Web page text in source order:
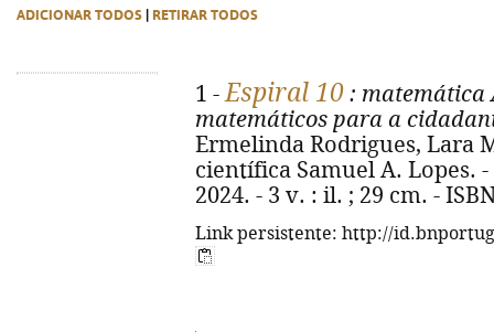
ADICIONAR TODOS RETIRAR TODOS
1 -Espiral 10 : matemática
matemáticos para a
Ermelinda Rodrigues, Lara
científica Samuel A. Lopes.
2024. - 3 v. : il. ; 29 cm. -
Link persistente: http://